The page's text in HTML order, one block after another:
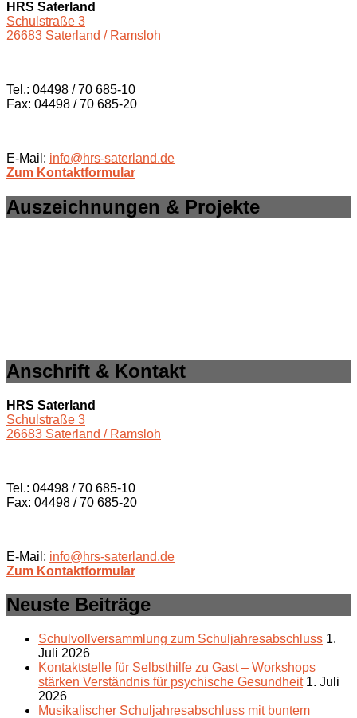
HRS Saterland
Schulstraße 3
26683 Saterland / Ramsloh
Tel.: 04498 / 70 685-10
Fax: 04498 / 70 685-20
E-Mail: info@hrs-saterland.de
Zum Kontaktformular
Auszeichnungen & Projekte
Anschrift & Kontakt
HRS Saterland
Schulstraße 3
26683 Saterland / Ramsloh
Tel.: 04498 / 70 685-10
Fax: 04498 / 70 685-20
E-Mail: info@hrs-saterland.de
Zum Kontaktformular
Neuste Beiträge
Schulvollversammlung zum Schuljahresabschluss 1.
Juli 2026
Kontaktstelle für Selbsthilfe zu Gast – Workshops
stärken Verständnis für psychische Gesundheit 1. Juli
2026
Musikalischer Schuljahresabschluss mit buntem